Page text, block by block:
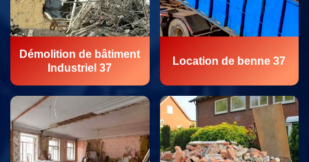
Démolition de bâtiment
Industriel 37
Location de benne 37